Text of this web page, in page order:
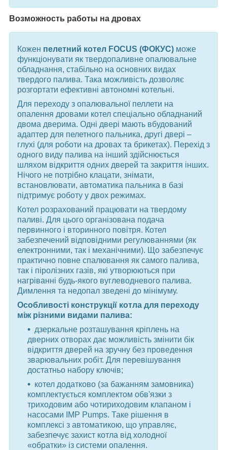
Возможность работы на дровах
Кожен пелетний котел FOCUS (ФОКУС) може
функціонувати як твердопаливне опалювальне
обладнання, стабільно на основних видах
твердого палива. Така можливість дозволяє
розгортати ефективні автономні котельні.
Для переходу з опалювальної пеллети на
опалення дровами котел спеціально обладнаний
двома дверима. Одні двері мають вбудований
адаптер для пелетного пальника, другі двері –
глухі (для роботи на дровах та брикетах). Перехід з
одного виду палива на інший здійснюється
шляхом відкриття одних дверей та закриття інших.
Нічого не потрібно клацати, знімати,
встановлювати, автоматика пальника в базі
підтримує роботу у двох режимах.
Котел розрахований працювати на твердому
паливі. Для цього організована подача
первинного і вторинного повітря. Котел
забезпечений відповідними регулюваннями (як
електронними, так і механічними). Що забезпечує
практично повне спалювання як самого палива,
так і піролізних газів, які утворюються при
нагріванні будь-якого вуглеводневого палива.
Димлення та недопал зведені до мінімуму.
Особливості конструкції котла для переходу
між різними видами палива:
дзеркальне розташування кріплень на
дверних отворах дає можливість змінити бік
відкриття дверей на зручну без проведення
зварювальних робіт. Для перевішування
достатньо набору ключів;
котел додатково (за бажанням замовника)
комплектується комплектом обв'язки з
триходовим або чотириходовим клапаном і
насосами IMP Pumps. Таке рішення в
комплексі з автоматикою, що управляє,
забезпечує захист котла від холодної
«обратки» із системи опалення.